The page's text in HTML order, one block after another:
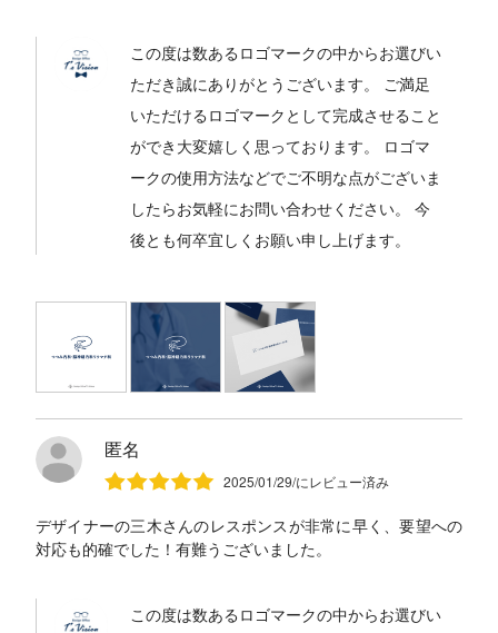
この度は数あるロゴマークの中からお選びい
ただき誠にありがとうございます。 ご満足
いただけるロゴマークとして完成させること
ができ大変嬉しく思っております。 ロゴマ
ークの使用方法などでご不明な点がございま
したらお気軽にお問い合わせください。 今
後とも何卒宜しくお願い申し上げます。
匿名
2025/01/29/にレビュー済み
デザイナーの三木さんのレスポンスが非常に早く、要望への
対応も的確でした！有難うございました。
この度は数あるロゴマークの中からお選びい